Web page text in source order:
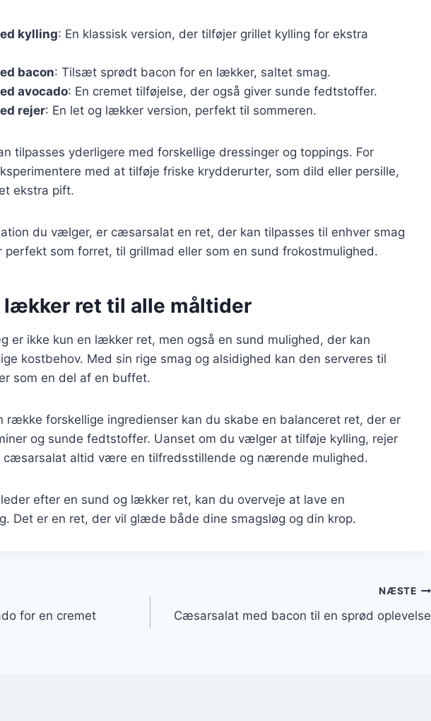
kylling: En klassisk version, der tilføjer grillet kylling for ekstra
bacon: Tilsæt sprødt bacon for en lækker, saltet smag.
avocado: En cremet tilføjelse, der også giver sunde fedtstoffer.
rejer: En let og lækker version, perfekt til sommeren.
tilpasses yderligere med forskellige dressinger og toppings. For
med at tilføje friske krydderurter, som dild eller persille,
ekstra pift.
du vælger, er cæsarsalat en ret, der kan tilpasses til enhver smag
perfekt som forret, til grillmad eller som en sund frokostmulighed.
lækker ret til alle måltider
er ikke kun en lækker ret, men også en sund mulighed, der kan
kostbehov. Med sin rige smag og alsidighed kan den serveres til
som en del af en buffet.
række forskellige ingredienser kan du skabe en balanceret ret, der er
og sunde fedtstoffer. Uanset om du vælger at tilføje kylling, rejer
cæsarsalat altid være en tilfredsstillende og nærende mulighed.
efter en sund og lækker ret, kan du overveje at lave en
Det er en ret, der vil glæde både dine smagsløg og din krop.
for en cremet
NÆSTE
Cæsarsalat med bacon til en sprød oplevelse